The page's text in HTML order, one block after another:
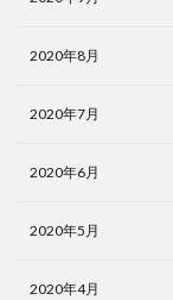
2020年8月
2020年7月
2020年6月
2020年5月
2020年4月